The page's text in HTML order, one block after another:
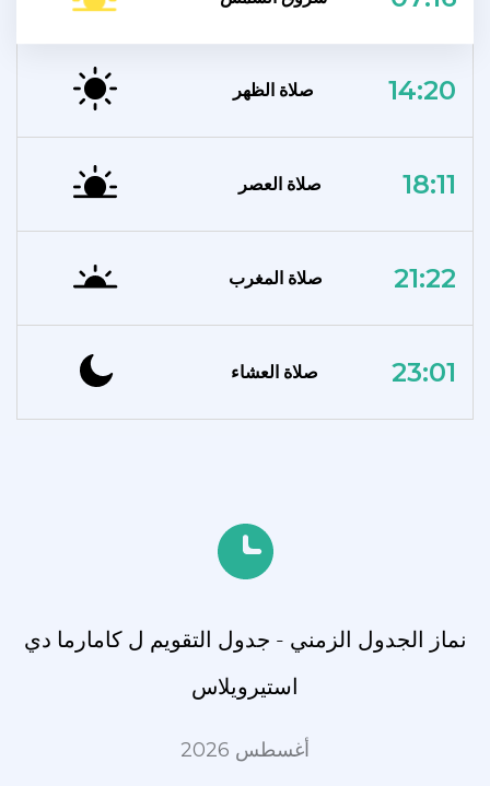
صلاة الظهر 14:20
صلاة العصر 18:11
صلاة المغرب 21:22
صلاة العشاء 23:01
نماز الجدول الزمني - جدول التقويم ل كامارما دي
استيرويلاس
أغسطس 2026